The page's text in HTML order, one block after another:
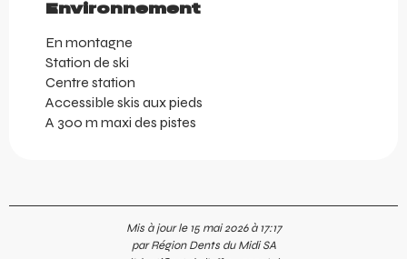
Environnement
Environnement
En montagne
Station de ski
Centre station
Accessible skis aux pieds
A 300 m maxi des pistes
Mis à jour le 15 mai 2026 à 17:17
par Région Dents du Midi SA